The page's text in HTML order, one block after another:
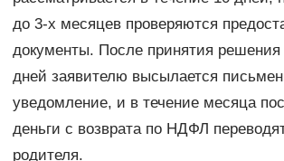
до 3-х месяцев проверяются
документы. После принятия решения
дней заявителю высылается
уведомление, и в течение месяца
деньги с возврата по НДФЛ
родителя.